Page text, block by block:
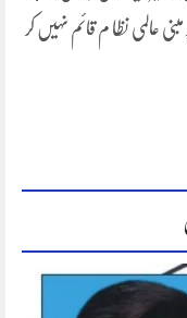
عالمی نظا م قائم نہیں کر